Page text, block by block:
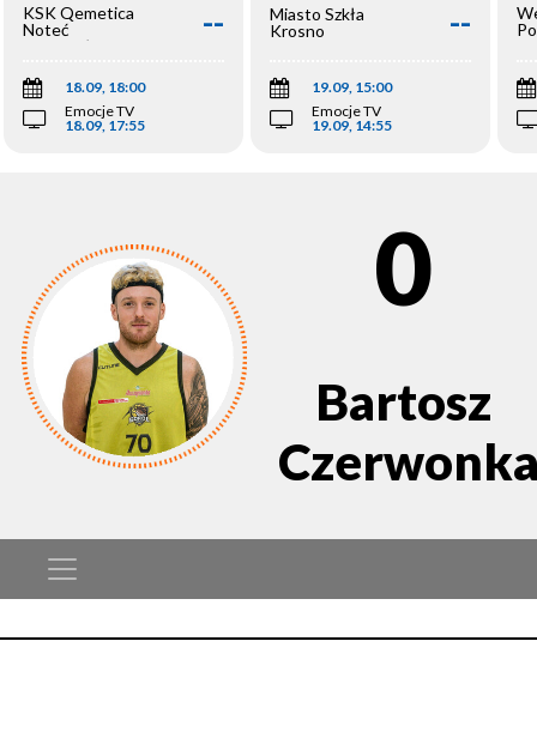
KSK Qemetica
Noteć
Inowrocław
--
18.09, 18:00
Emocje TV
18.09, 17:55
Miasto Szkła
Krosno
--
19.09, 15:00
Emocje TV
19.09, 14:55
0
Bartosz